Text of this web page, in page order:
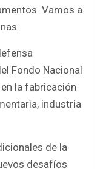
Vamos a
Fondo Nacional
la fabricación
industria
de la
desafíos